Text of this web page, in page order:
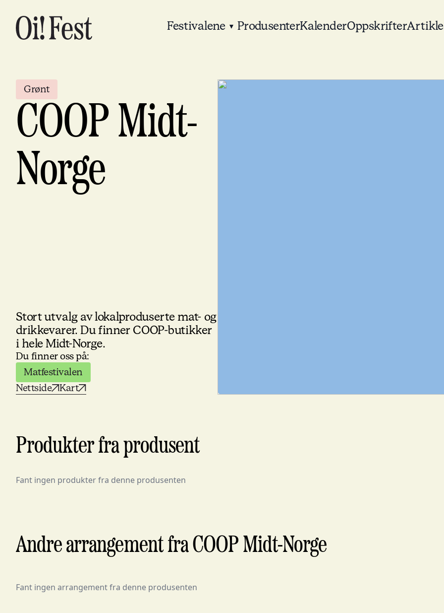
Festivalene ▾ ProdusenterKalenderOppskrifter
Grønt
COOP Midt-
Norge
Stort utvalg av lokalproduserte mat- og
drikkevarer. Du finner COOP-butikker
i hele Midt-Norge.
Du finner oss på:
Matfestivalen
Nettside Kart
Produkter fra produsent
Fant ingen produkter fra denne produsenten
Andre arrangement fra COOP Midt-Norge
Fant ingen arrangement fra denne produsenten